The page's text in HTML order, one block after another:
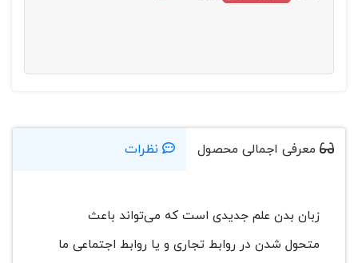
معرفی اجمالی محصول نظرات
زبان بدن علم جدیدی است که می‌تواند باعث
متحول شدن در روابط تجاری و یا روابط اجتماعی ما